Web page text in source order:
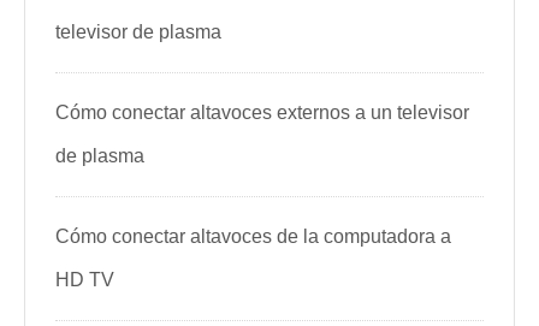
televisor de plasma
Cómo conectar altavoces externos a un televisor
de plasma
Cómo conectar altavoces de la computadora a
HD TV